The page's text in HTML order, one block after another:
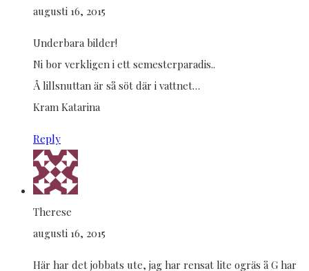
augusti 16, 2015
Underbara bilder!
Ni bor verkligen i ett semesterparadis..
Å lillsnuttan är så söt där i vattnet…
Kram Katarina
Reply
Therese
augusti 16, 2015
Här har det jobbats ute, jag har rensat lite ogräs å G har